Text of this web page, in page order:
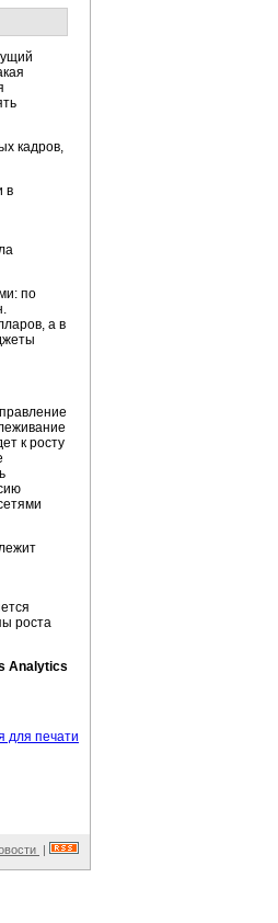
кадров,
в
по
а в
к росту
роста
Analytics
для печати
|